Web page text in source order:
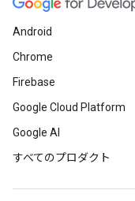
Android
Chrome
Firebase
Google Cloud Platform
Google AI
すべてのプロダクト